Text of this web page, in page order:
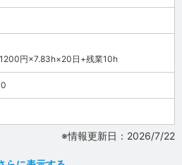
円×7.83h×20日+残業10h
※情報更新日：2026/7/22